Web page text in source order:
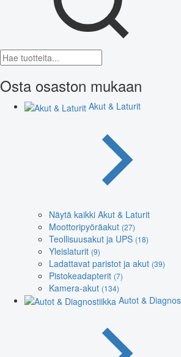
Osta osaston mukaan
Akut & Laturit
Näytä kaikki Akut & Laturit
Moottoripyöräakut (27)
Teollisuusakut ja UPS (18)
Yleislaturit (9)
Ladattavat paristot ja akut (39)
Pistokeadapterit (7)
Kamera-akut (134)
Autot &